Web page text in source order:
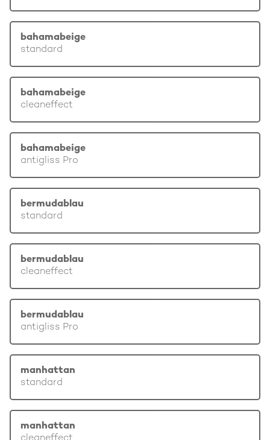
bahamabeige
standard
bahamabeige
cleaneffect
bahamabeige
antigliss Pro
bermudablau
standard
bermudablau
cleaneffect
bermudablau
antigliss Pro
manhattan
standard
manhattan